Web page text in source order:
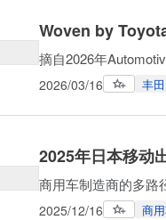
Woven by
摘自2026年
2026/03/16 丰田
2025年日本移动
商用车制造商的多路
2025/12/16 商